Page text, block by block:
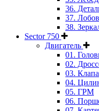
36.
37.
38.
Sector 750
Двигатель
01.
02.
03.
04.
05. ГРМ
06.